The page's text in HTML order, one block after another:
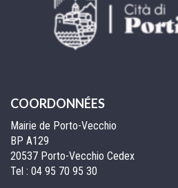
COORDONNÉES
Mairie de Porto-Vecchio
BP A129
20537 Porto-Vecchio Cedex
Tel : 04 95 70 95 30